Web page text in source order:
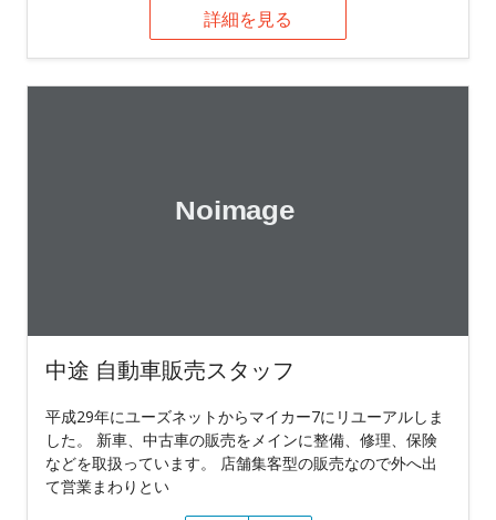
詳細を見る
中途 自動車販売スタッフ
平成29年にユーズネットからマイカー7にリユーアルしま
した。 新車、中古車の販売をメインに整備、修理、保険
などを取扱っています。 店舗集客型の販売なので外へ出
て営業まわりとい